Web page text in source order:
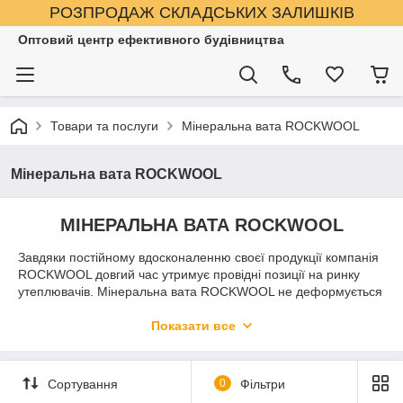
РОЗПРОДАЖ СКЛАДСЬКИХ ЗАЛИШКІВ
Оптовий центр ефективного будівництва
Товари та послуги Мінеральна вата ROCKWOOL
Мінеральна вата ROCKWOOL
МІНЕРАЛЬНА ВАТА ROCKWOOL
Завдяки постійному вдосконаленню своєї продукції компанія
ROCKWOOL довгий час утримує провідні позиції на ринку
утеплювачів. Мінеральна вата ROCKWOOL не деформується
властивостями, які не змінюються з плином часу.
дозволять Вам підібрати оптимальний варіант для вирішення
Показати все
Сортування 0 Фільтри